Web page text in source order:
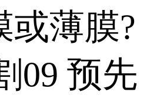
或薄膜?
09 预先